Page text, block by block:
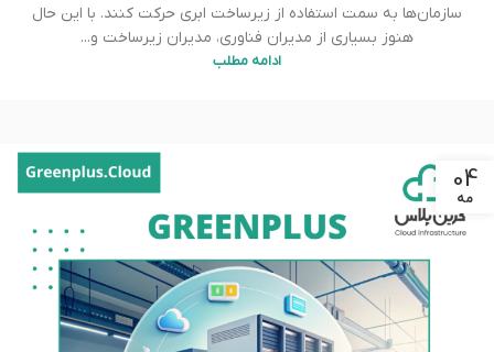
سازمان‌ها به سمت استفاده از زیرساخت ابری حرکت کنند. با این حال
هنوز بسیاری از مدیران فناوری، مدیران زیرساخت و...
ادامه مطلب
04
مه